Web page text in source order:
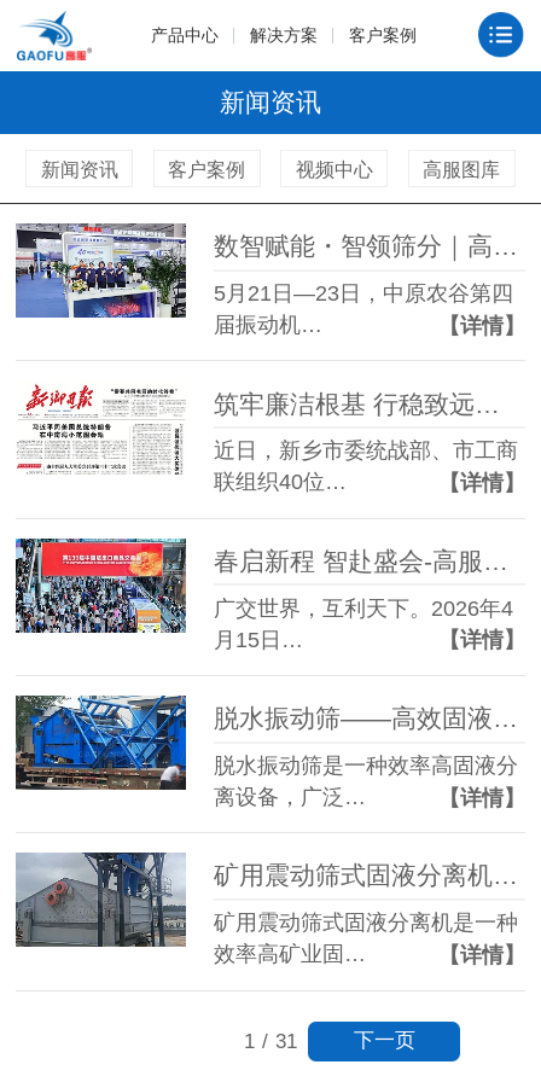
产品中心 解决方案 客户案例
新闻资讯
新闻资讯 客户案例 视频中心 高服图库
数智赋能・智领筛分｜高服机械亮相新乡振动博览会，两大智能新品闪耀全场
5月21日—23日，中原农谷第四
届振动机…
【详情】
近日，新乡市委统战部、市工商
联组织40位…
【详情】
春启新程 智赴盛会-高服机械盛装亮相第139届广交会
广交世界，互利天下。2026年4
月15日…
【详情】
脱水振动筛——高效固液分离设备的核心选择
脱水振动筛是一种效率高固液分
离设备，广泛…
【详情】
矿用震动筛式固液分离机效率高矿业固液处理解决方案
矿用震动筛式固液分离机是一种
效率高矿业固…
【详情】
1 / 31 下一页